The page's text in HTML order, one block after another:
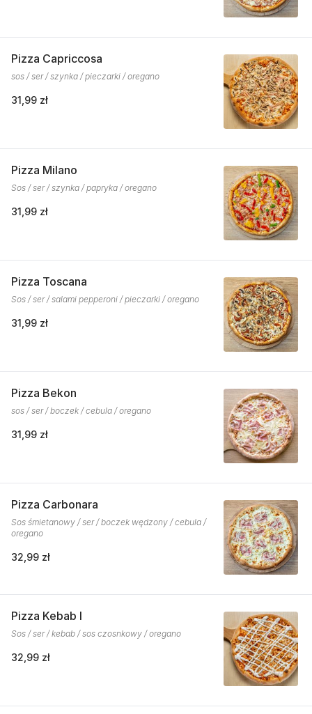
Pizza Capriccosa
sos / ser / szynka / pieczarki / oregano
31,99 zł
Pizza Milano
Sos / ser / szynka / papryka / oregano
31,99 zł
Pizza Toscana
Sos / ser / salami pepperoni / pieczarki / oregano
31,99 zł
Pizza Bekon
sos / ser / boczek / cebula / oregano
31,99 zł
Pizza Carbonara
Sos śmietanowy / ser / boczek wędzony / cebula /
oregano
32,99 zł
Pizza Kebab I
Sos / ser / kebab / sos czosnkowy / oregano
32,99 zł